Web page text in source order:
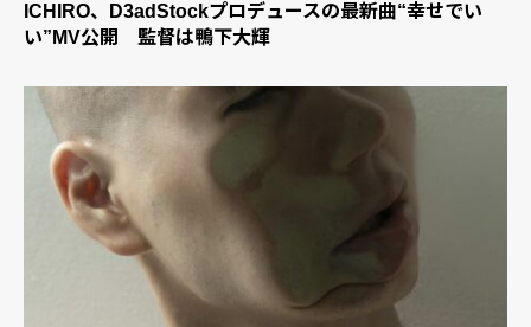
ICHIRO、D3adStockプロデュースの最新曲“幸せでい
い”MV公開 監督は鴨下大輝